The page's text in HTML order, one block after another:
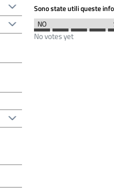
Sono state utili queste
No votes yet